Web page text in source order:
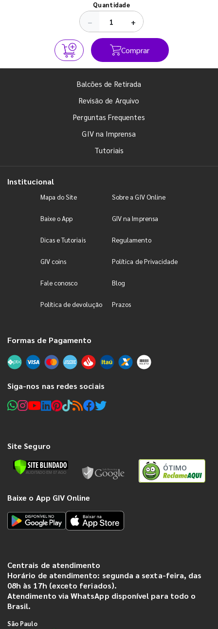
Quantidade
− +
Comprar
Balcões de Retirada
Revisão de Arquivo
Perguntas Frequentes
GIV na Imprensa
Tutoriais
Institucional
Mapa do Site Sobre a GIV Online
Baixe o App GIV na Imprensa
Dicas e Tutoriais Regulamento
GIV coins Política de Privacidade
Fale conosco Blog
Política de devolução Prazos
Formas de Pagamento
Siga-nos nas redes sociais
Site Seguro
ÓTIMO
Baixe o App GIV Online
Centrais de atendimento
Horário de atendimento: segunda a sexta-feira, das
08h às 17h (exceto feriados).
Atendimento via WhatsApp disponível para todo o
Brasil.
São Paulo